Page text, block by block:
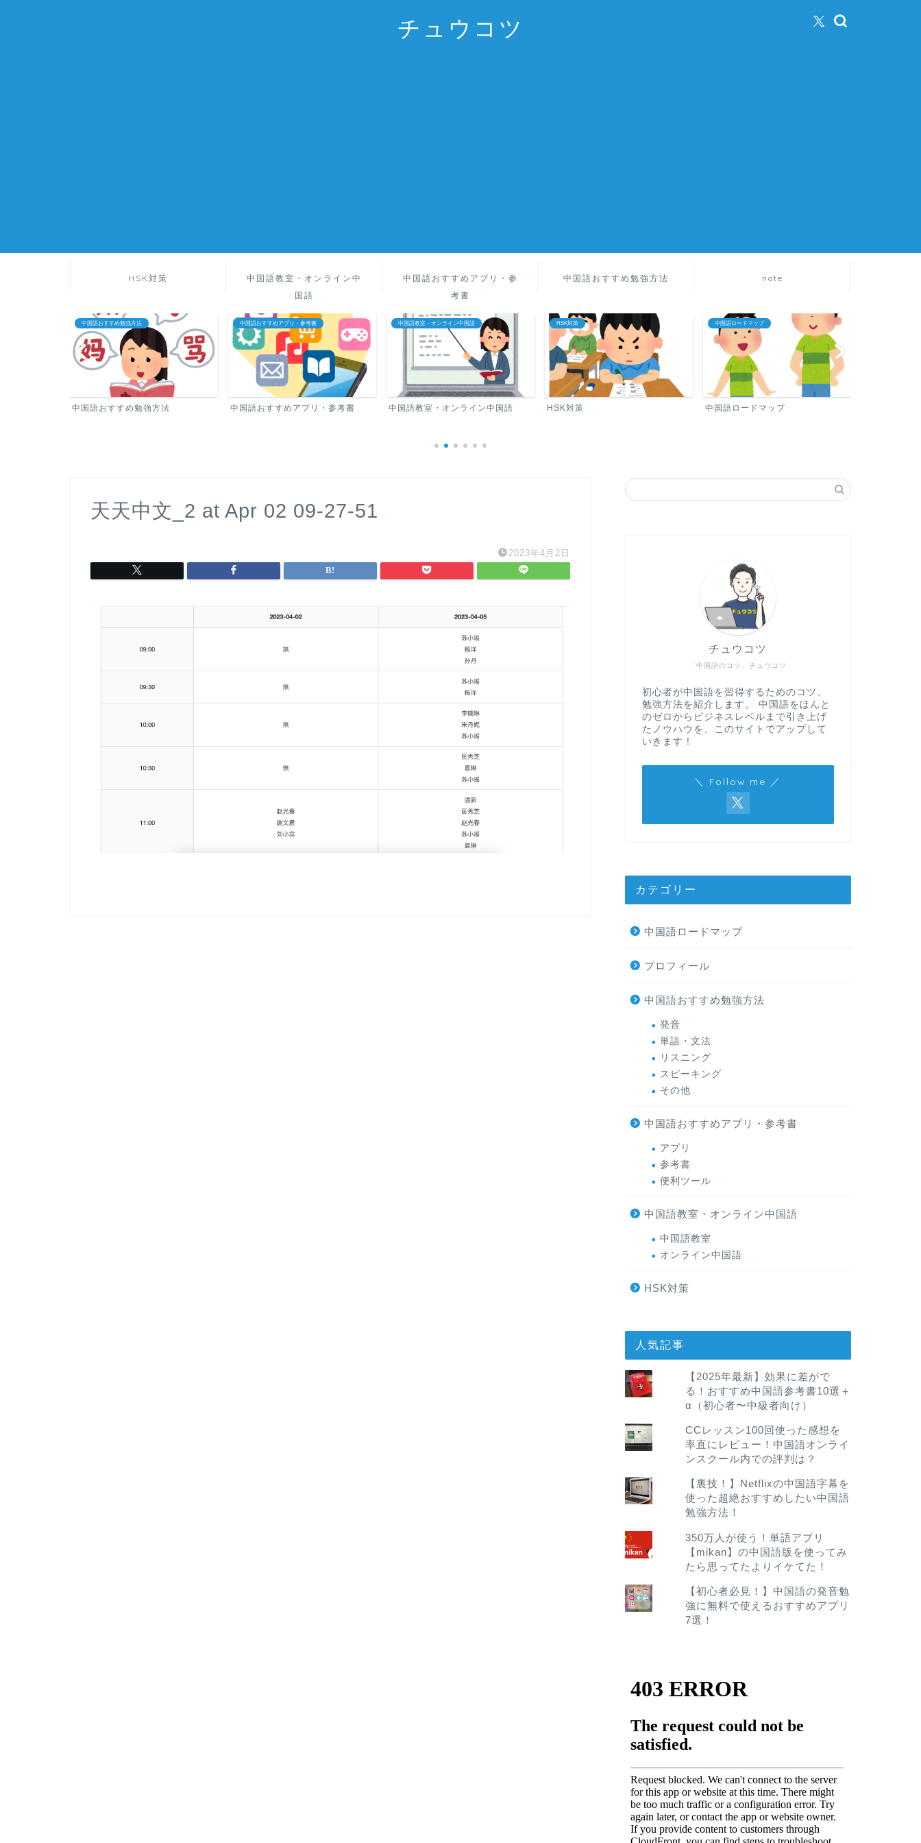
チュウコツ
HSK対策
中国語教室・オンライン中
国語
中国語おすすめアプリ・参
考書
中国語おすすめ勉強方法 note
中国語おすすめ勉強方法
中国語おすすめ勉強方法
中国語おすすめアプリ・参考書
中国語おすすめアプリ・参考書
中国語教室・オンライン中国語
中国語教室・オンライン中国語
HSK対策
HSK対策
中国語ロードマップ
中国語ロードマップ
天天中文_2 at Apr 02 09-27-51
2023年4月2日
「中国語のコツ」チュウコツ
チュウコツ
初心者が中国語を習得するためのコツ、
勉強方法を紹介します。 中国語をほんと
のゼロからビジネスレベルまで引き上げ
たノウハウを、このサイトでアップして
いきます！
＼ Follow me ／
カテゴリー
中国語ロードマップ
プロフィール
中国語おすすめ勉強方法
発音
単語・文法
リスニング
スピーキング
その他
中国語おすすめアプリ・参考書
アプリ
参考書
便利ツール
中国語教室・オンライン中国語
中国語教室
オンライン中国語
HSK対策
人気記事
【2025年最新】効果に差がで
る！おすすめ中国語参考書10選＋
α（初心者〜中級者向け）
CCレッスン100回使った感想を
率直にレビュー！中国語オンライ
ンスクール内での評判は？
【裏技！】Netflixの中国語字幕を
使った超絶おすすめしたい中国語
勉強方法！
350万人が使う！単語アプリ
【mikan】の中国語版を使ってみ
たら思ってたよりイケてた！
【初心者必見！】中国語の発音勉
強に無料で使えるおすすめアプリ
7選！